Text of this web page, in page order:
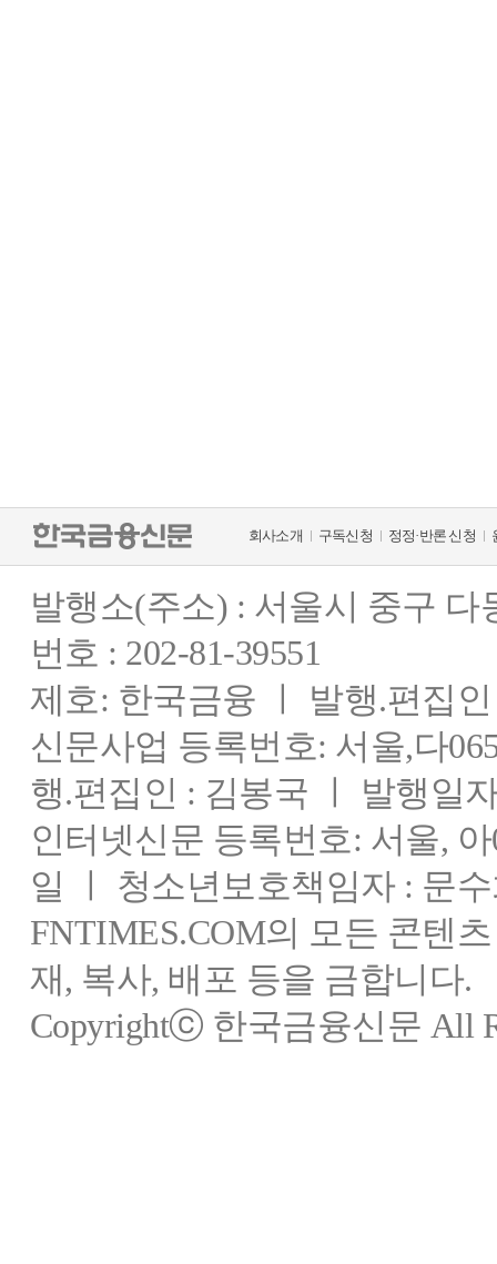
회사소개 구독신청 정정·반론 신청
발행소(주소) : 서울시 중구
번호 : 202-81-39551
제호: 한국금융 ㅣ 발행.편집
신문사업 등록번호: 서울,다
행.편집인 : 김봉국 ㅣ 발행일
인터넷신문 등록번호: 서울,
일 ㅣ 청소년보호책임자 : 문
FNTIMES.COM의 모든 콘텐
재, 복사, 배포 등을 금합니다.
Copyrightⓒ 한국금융신문 All